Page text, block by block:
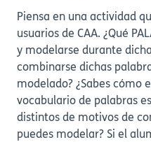
Piensa en una actividad
usuarios de CAA. ¿Qué
y modelarse durante
combinarse dichas
modelado? ¿Sabes cómo
vocabulario de palabras
distintos de motivos de
puedes modelar? Si el